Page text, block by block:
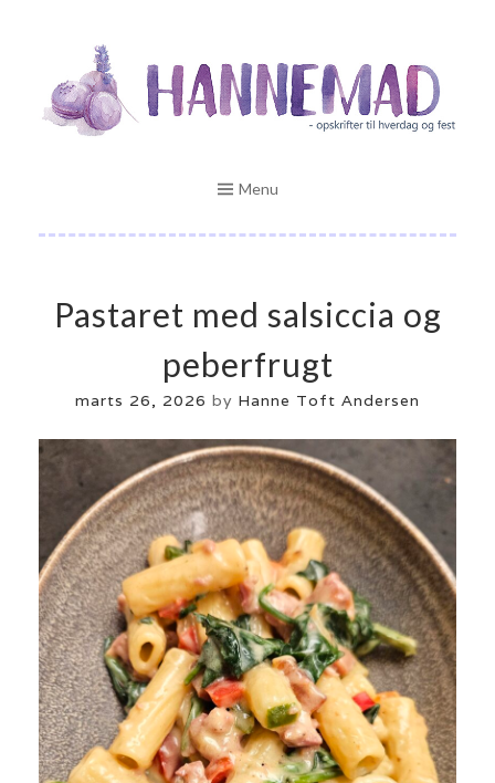
content
HANNEMAD.DK
Opskrifter til hverdag og fest
Menu
Pastaret med salsiccia og
peberfrugt
marts 26, 2026 by Hanne Toft Andersen